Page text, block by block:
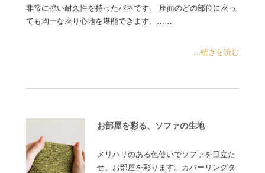
非常に強い耐久性を持ったバネです。 座面のどの部位に座っ
ても均一な座り心地を堪能できます。……
...続きを読む
お部屋を彩る、ソファの生地
メリハリのある色使いでソファを目立た
せ、お部屋を彩ります。カバーリングタ